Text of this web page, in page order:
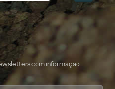
com informação